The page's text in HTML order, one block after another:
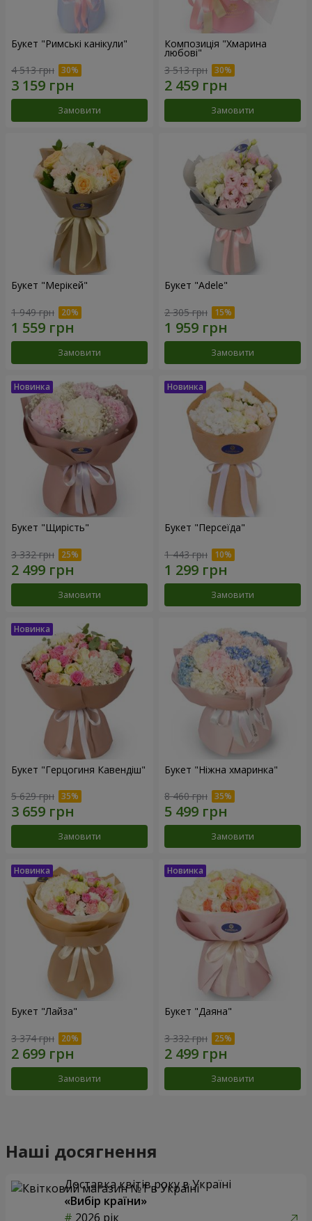
Букет "Римські канікули"
4 513 грн
Замовити
Композиція "Хмарина
любові"
3 513 грн
Замовити
Букет "Мерікей"
1 949 грн
Замовити
Букет "Adele"
2 305 грн
Замовити
Букет "Щирість"
3 332 грн
Замовити
Букет "Персеїда"
1 443 грн
Замовити
Букет "Герцогиня Кавендіш"
5 629 грн
Замовити
Букет "Ніжна хмаринка"
8 460 грн
Замовити
Букет "Лайза"
3 374 грн
Замовити
Букет "Даяна"
3 332 грн
Замовити
Наші досягнення
Доставка квітів року в Україні
«Вибір країни»
2026 рік